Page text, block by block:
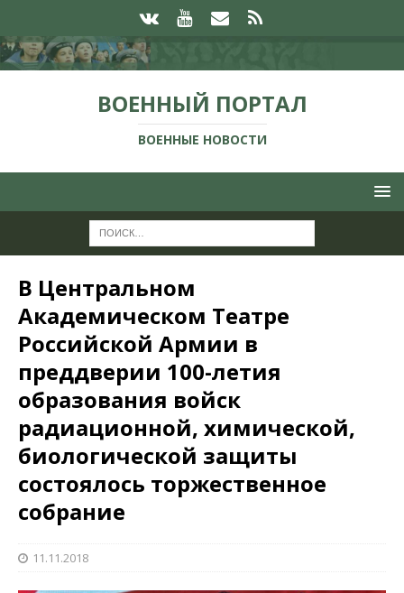
ВОЕННЫЙ ПОРТАЛ
ВОЕННЫЕ НОВОСТИ
В Центральном
Академическом Театре
Российской Армии в
преддверии 100-летия
образования войск
радиационной, химической,
биологической защиты
состоялось торжественное
собрание
11.11.2018